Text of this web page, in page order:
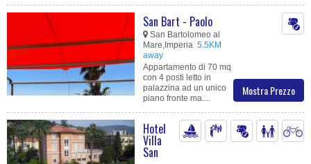
Mostra Prezzo
San Bart - Paolo
San Bartolomeo al
Mare,Imperia 5.5KM
away
Appartamento di 70 mq
con 4 posti letto in
palazzina ad un unico
piano fronte ma....
Hotel
Villa
San